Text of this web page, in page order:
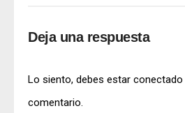
Deja una respuesta
Lo siento, debes estar conectado
comentario.